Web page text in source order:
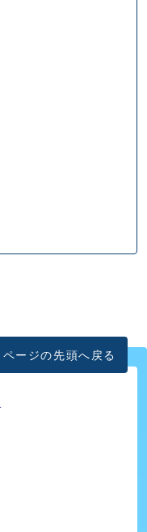
ページの先頭へ戻る